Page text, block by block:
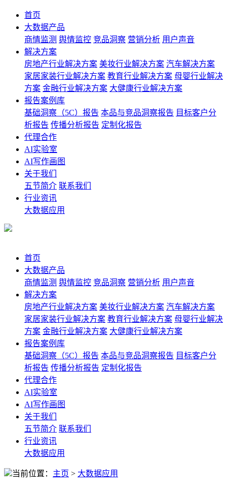
首页
大数据产品
商情监测 舆情监控 竞品洞察 营销分析 用户声音
解决方案
房地产行业解决方案 美妆行业解决方案 汽车解决方案
家居家装行业解决方案 教育行业解决方案 母婴行业解决
方案 金融行业解决方案 大健康行业解决方案
报告案例库
基础洞察（5C）报告 本品与竞品洞察报告 目标客户分
析报告 传播分析报告 定制化报告
代理合作
AI实验室
AI写作画图
关于我们
五节简介 联系我们
行业资讯
大数据应用
首页
大数据产品
商情监测 舆情监控 竞品洞察 营销分析 用户声音
解决方案
房地产行业解决方案 美妆行业解决方案 汽车解决方案
家居家装行业解决方案 教育行业解决方案 母婴行业解决
方案 金融行业解决方案 大健康行业解决方案
报告案例库
基础洞察（5C）报告 本品与竞品洞察报告 目标客户分
析报告 传播分析报告 定制化报告
代理合作
AI实验室
AI写作画图
关于我们
五节简介 联系我们
行业资讯
大数据应用
当前位置： 主页 > 大数据应用